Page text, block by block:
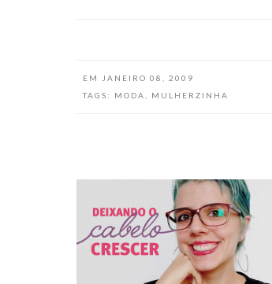
EM
JANEIRO 08, 2009
TAGS:
MODA MULHERZINHA